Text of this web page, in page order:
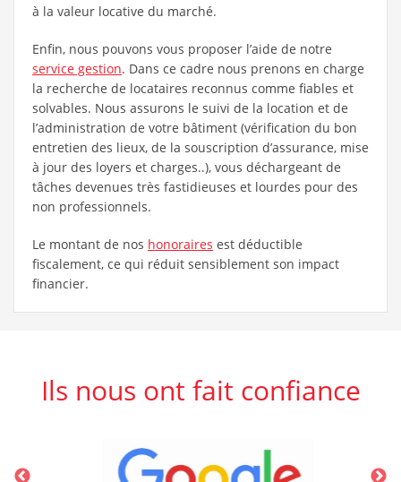
à la valeur locative du marché.
Enfin, nous pouvons vous proposer l’aide de notre
service gestion. Dans ce cadre nous prenons en charge
la recherche de locataires reconnus comme fiables et
solvables. Nous assurons le suivi de la location et de
l’administration de votre bâtiment (vérification du bon
entretien des lieux, de la souscription d’assurance, mise
à jour des loyers et charges..), vous déchargeant de
tâches devenues très fastidieuses et lourdes pour des
non professionnels.
Le montant de nos honoraires est déductible
fiscalement, ce qui réduit sensiblement son impact
financier.
Ils nous ont fait confiance